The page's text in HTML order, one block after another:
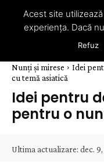
Nunți și mirese
Idei
cu temă asiatică
Idei pentru
pentru o
Ultima actualizare: dec. 9,
Acest site
experiența. Dacă
Refuz